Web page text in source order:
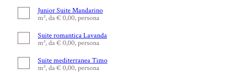
Junior Suite Mandarino
m², da € 0,00, persona
Suite romantica Lavanda
m², da € 0,00, persona
Suite mediterranea Timo
m², da € 0,00, persona